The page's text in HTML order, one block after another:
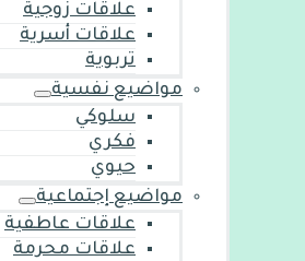
علاقات زوجية
علاقات أسرية
تربوية
مواضيع نفسية
سلوكي
فكري
حيوي
مواضيع إجتماعية
علاقات عاطفية
علاقات محرمة